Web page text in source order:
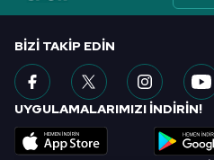
ilgili mevzuata uygun olarak
BIZI TAKIP EDIN
UYGULAMALARIMIZI İNDİRİN!